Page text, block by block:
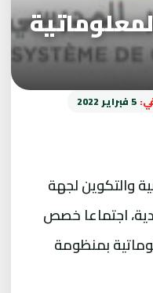
5 فبراير 2022
والتكوين لجهة
اجتماعا خصص
بمنظومة